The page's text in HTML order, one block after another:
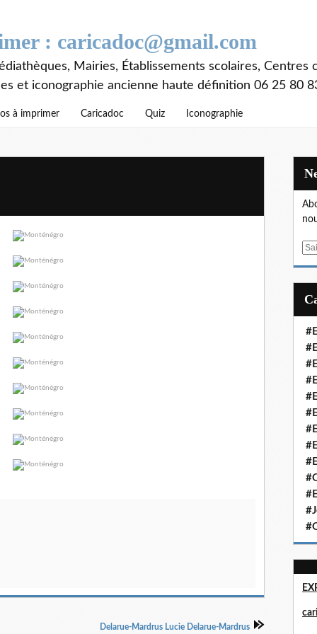
: caricadoc@gmail.com
Mairies, Établissements scolaires, Centres
et iconographie ancienne haute définition 06 25 80
à imprimer Caricadoc Quiz Iconographie
Delarue-Mardrus Lucie Delarue-Mardrus
E